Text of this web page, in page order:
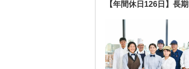
【年間休日126日】長